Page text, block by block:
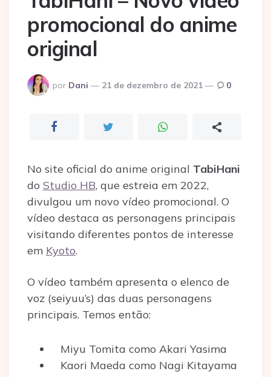
promocional do anime
original
Postado
por
por Dani 21 de dezembro de 2021 0
No site oficial do anime original TabiHani
do Studio HB, que estreia em 2022,
divulgou um novo vídeo promocional. O
vídeo destaca as personagens principais
visitando diferentes pontos de interesse
em Kyoto.
O vídeo também apresenta o elenco de
voz (seiyuu’s) das duas personagens
principais. Temos então:
Miyu Tomita como Akari Yasima
Kaori Maeda como Nagi Kitayama